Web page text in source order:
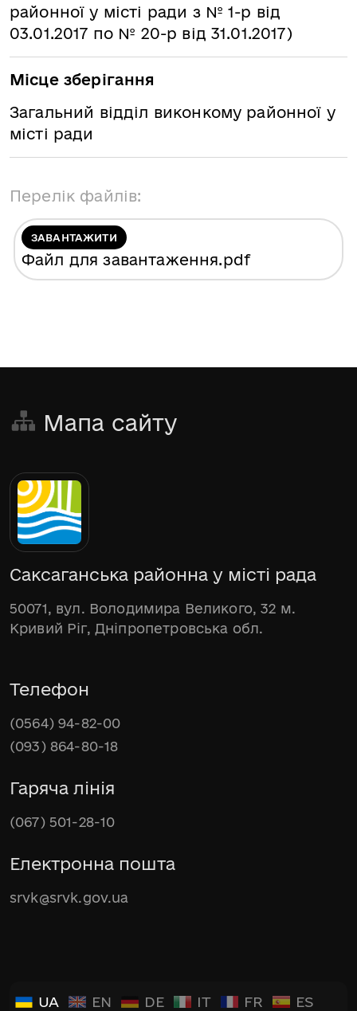
районної у місті ради з № 1-р від
03.01.2017 по № 20-р від 31.01.2017)
Місце зберігання
Загальний відділ виконкому районної у
місті ради
Перелік файлів:
ЗАВАНТАЖИТИ
Файл для завантаження.pdf
Мапа сайту
Саксаганська районна у місті рада
50071, вул. Володимира Великого, 32 м.
Кривий Ріг, Дніпропетровська обл.
Телефон
(0564) 94-82-00
(093) 864-80-18
Гаряча лінія
(067) 501-28-10
Електронна пошта
srvk@srvk.gov.ua
UA EN DE IT FR ES